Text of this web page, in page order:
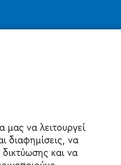
μας να λειτουργεί
διαφημίσεις, να
και να